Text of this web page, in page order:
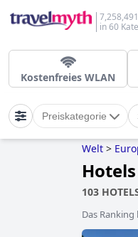
in 60
Kostenfreies WLAN
Preiskategorie
Welt >
103
Das